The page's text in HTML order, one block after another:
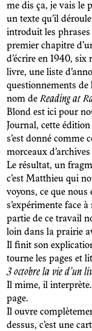
me dis ça, je vais le
un texte qu’il
introduit les phrases
premier chapitre
d’écrire en 1940,
livre, une liste
questionnements de
nom deReading at
Blond est ici pour
Journal, cette
s’est donné comme
morceaux
Le résultat, un
c’est Matthieu qui
voyons, ce que
s’expérimente face
partie de ce travail
loin dans la prairie
Il finit son
tourne les pages et
3 octobre la vie d’un
Il mime, il
page.
Il ouvre
dessus, c’est une